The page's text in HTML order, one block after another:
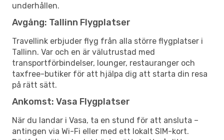
underhållen.
Avgång: Tallinn Flygplatser
Travellink erbjuder flyg från alla större flygplatser i
Tallinn. Var och en är välutrustad med
transportförbindelser, lounger, restauranger och
taxfree-butiker för att hjälpa dig att starta din resa
på rätt sätt.
Ankomst: Vasa Flygplatser
När du landar i Vasa, ta en stund för att ansluta –
antingen via Wi-Fi eller med ett lokalt SIM-kort.